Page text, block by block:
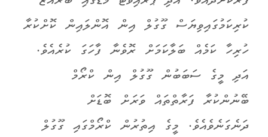
ކުރިކަމުގައިވިޔަސް ގޫގުލް އިން އޮންލައިން ކޮށްކުރާ
ހުރިހާ ކަމެއް ބަލާކަމަށް ރޮވެނާ ފާހަގަ ކުރެއެވެ.
އަދި މީގެ ސަބަބުން ގޫގުލް އިން ކްރޯމް
ބޭނުންކުރާ ފަރާތްތައް ވަރަށް ބޮޑަށް
ދަނެގަނެވެއެވެ. މީގެ އިތުރުން ކްރޯމްގައި ގޫގުލް